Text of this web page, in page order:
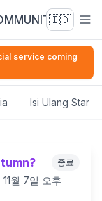
🇮🇩
service coming
Isi Ulang Star
종료
월 7일 오후